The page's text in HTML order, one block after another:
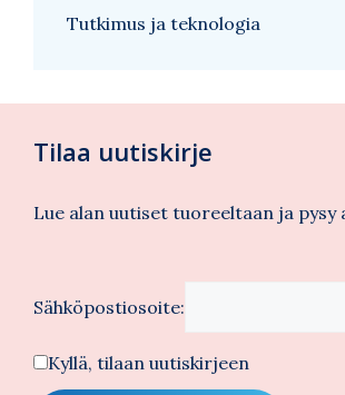
Tutkimus ja teknologia
Tilaa uutiskirje
Lue alan uutiset tuoreeltaan ja pysy
Sähköpostiosoite:
Kyllä, tilaan uutiskirjeen